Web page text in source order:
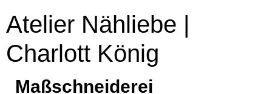
Atelier Nähliebe |
Charlott König
Maßschneiderei